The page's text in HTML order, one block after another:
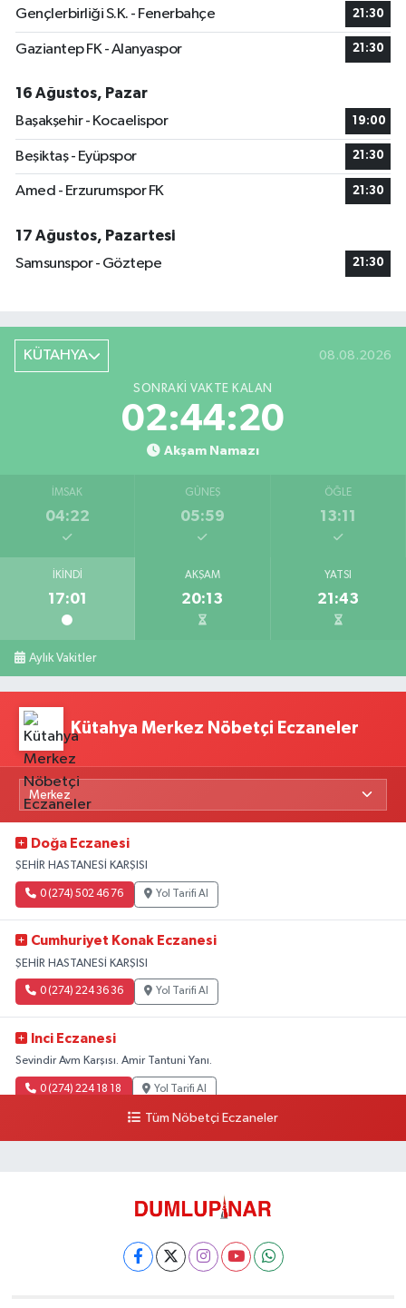
Gençlerbirliği S.K. - Fenerbahçe 21:30
Gaziantep FK - Alanyaspor 21:30
16 Ağustos, Pazar
Başakşehir - Kocaelispor
19:00
Beşiktaş - Eyüpspor 21:30
Amed - Erzurumspor FK 21:30
17 Ağustos, Pazartesi
Samsunspor - Göztepe
21:30
KÜTAHYA 08.08.2026
SONRAKI VAKTE KALAN
02:44:20
Akşam Namazı
İMSAK
04:22
GÜNEŞ
05:59
ÖĞLE
13:11
İKINDI
17:01
AKŞAM
20:13
YATSI
21:43
Aylık Vakitler
Kütahya Merkez Nöbetçi Eczaneler
Doğa Eczanesi
ŞEHİR HASTANESİ KARŞISI
0 (274) 502 46 76 Yol Tarifi Al
Cumhuriyet Konak Eczanesi
ŞEHİR HASTANESİ KARŞISI
0 (274) 224 36 36 Yol Tarifi Al
Inci Eczanesi
Sevindir Avm Karşısı. Amir Tantuni Yanı.
0 (274) 224 18 18 Yol Tarifi Al
Tüm Nöbetçi Eczaneler